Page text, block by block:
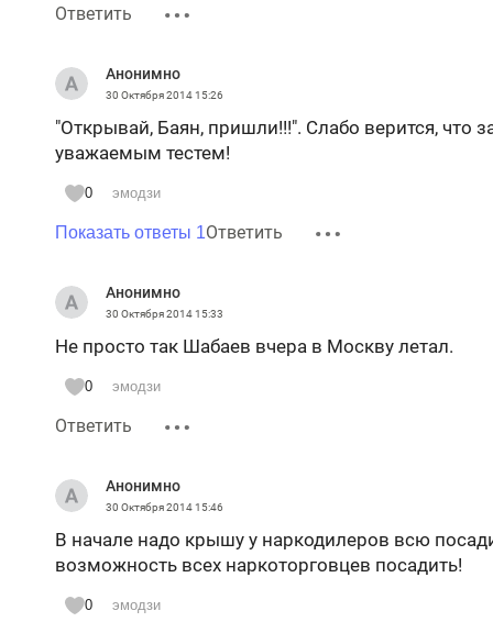
Ответить
Анонимно
30 Октября 201415:26
"Открывай, Баян, пришли!!!". Слабо верится, что
уважаемым тестем!
0 эмодзи
Показать ответы 1Ответить
Анонимно
30 Октября 201415:33
Не просто так Шабаев вчера в Москву летал.
0 эмодзи
Ответить
Анонимно
30 Октября 201415:46
В начале надо крышу у наркодилеров всю
возможность всех наркоторговцев посадить!
0 эмодзи